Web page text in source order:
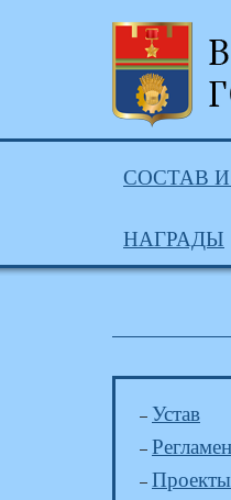
СОСТАВ
НАГРАДЫ
Устав